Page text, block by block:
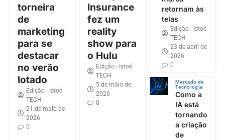
torneira
de
marketing
para se
destacar
no verão
lotado
Edição - Istoé
TECH
21 de maio de
2026
0
Insurance
fez um
reality
show para
o Hulu
Edição - Istoé
TECH
5 de maio de
2026
0
retornam às
telas
Edição - Istoé
TECH
23 de abril de
2026
0
Mercado de
Tecnologia
Como a
IA está
tornando
a criação
de